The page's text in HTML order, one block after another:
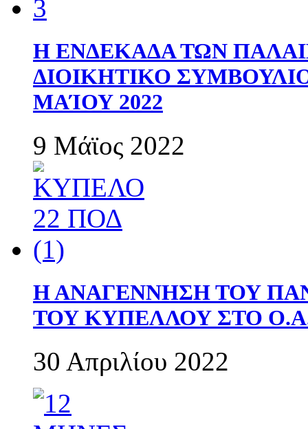
Η ΕΝΔΕΚΑΔΑ ΤΩΝ
ΔΙΟΙΚΗΤΙΚΟ
ΜΑΊΟΥ 2022
9 Μάϊος 2022
Η ΑΝΑΓΕΝΝΗΣΗ ΤΟΥ
ΤΟΥ ΚΥΠΕΛΛΟΥ ΣΤΟ
30 Απριλίου 2022